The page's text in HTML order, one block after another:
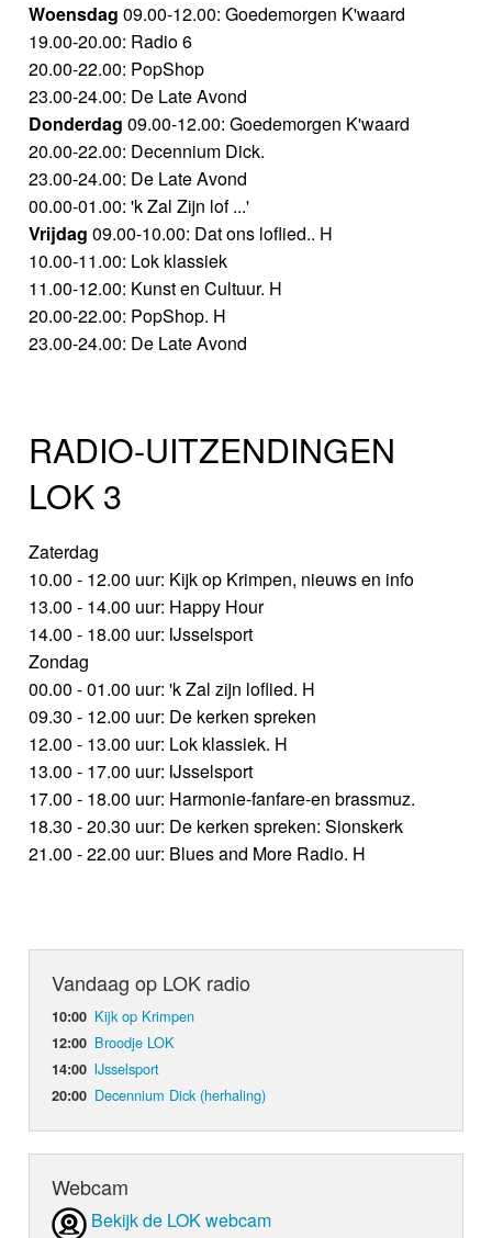
Woensdag 09.00-12.00: Goedemorgen K'waard
19.00-20.00: Radio 6
20.00-22.00: PopShop
23.00-24.00: De Late Avond
Donderdag 09.00-12.00: Goedemorgen K'waard
20.00-22.00: Decennium Dick.
23.00-24.00: De Late Avond
00.00-01.00: 'k Zal Zijn lof ...'
Vrijdag 09.00-10.00: Dat ons loflied.. H
10.00-11.00: Lok klassiek
11.00-12.00: Kunst en Cultuur. H
20.00-22.00: PopShop. H
23.00-24.00: De Late Avond
RADIO-UITZENDINGEN
LOK 3
Zaterdag
10.00 - 12.00 uur: Kijk op Krimpen, nieuws en info
13.00 - 14.00 uur: Happy Hour
14.00 - 18.00 uur: IJsselsport
Zondag
00.00 - 01.00 uur: 'k Zal zijn loflied. H
09.30 - 12.00 uur: De kerken spreken
12.00 - 13.00 uur: Lok klassiek. H
13.00 - 17.00 uur: IJsselsport
17.00 - 18.00 uur: Harmonie-fanfare-en brassmuz.
18.30 - 20.30 uur: De kerken spreken: Sionskerk
21.00 - 22.00 uur: Blues and More Radio. H
Vandaag op LOK radio
10:00 Kijk op Krimpen
12:00 Broodje LOK
14:00 IJsselsport
20:00 Decennium Dick (herhaling)
Webcam
Bekijk de LOK webcam